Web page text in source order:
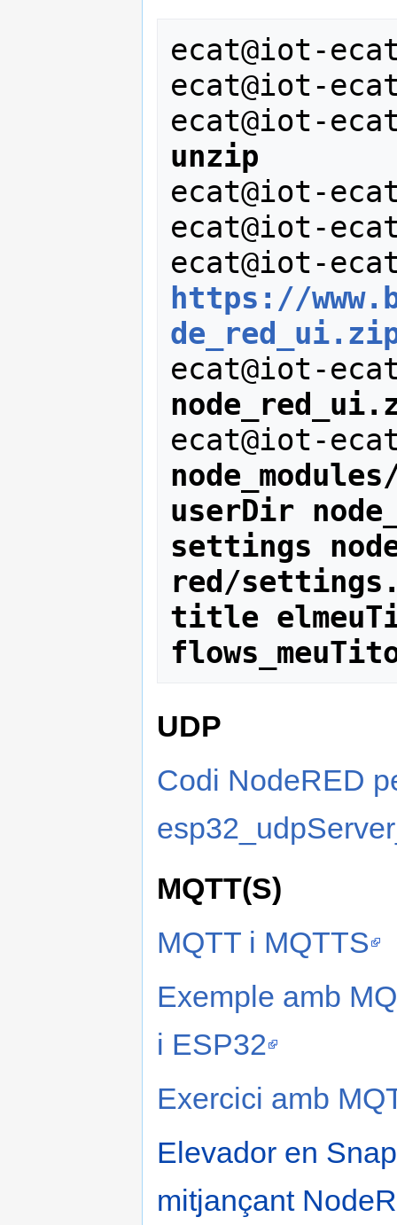
ecat@iot-
ecat@iot-
ecat@iot-
unzip
ecat@iot-
ecat@iot-
ecat@iot-
https://
ecat@iot-
ecat@iot-
userDir
settings
red/
title
UDP
Codi NodeRED
MQTT(S)
MQTT i MQTTS
Exemple amb
i ESP32
Exercici amb
Elevador en
mitjançant